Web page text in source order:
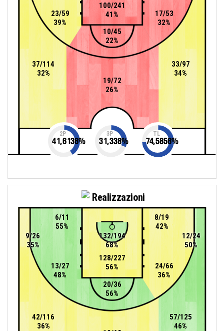
10/45
22%
23/59
39%
17/53
32%
100/241
41%
19/72
26%
37/114
32%
33/97
34%
2P
41,6136%
3P
31,338%
TL
74,5856%
Realizzazioni
20/36
56%
13/27
48%
6/11
55%
24/66
36%
8/19
42%
128/227
56%
132/194
68%
42/116
36%
9/26
35%
57/125
46%
12/24
50%